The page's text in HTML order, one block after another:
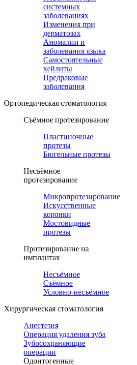
системных
заболеваниях
Изменения при
дерматозах
Аномалии и
заболевания языка
Самостоятельные
хейлиты
Предраковые
заболевания
Ортопедическая cтоматология
Съёмное протезирование
Пластиночные
протезы
Бюгельные протезы
Несъёмное
протезирование
Микропротезирование
Искусственные
коронки
Мостовидные
протезы
Протезирование на
имплантах
Несъёмное
Съёмное
Условно-несъёмное
Хирургическая стоматология
Анестезия
Операция удаления зуба
Зубосохраняющие
операции
Одонтогенные